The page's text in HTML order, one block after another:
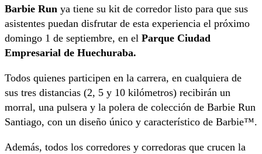
Barbie Run ya tiene su kit de corredor listo para que sus
asistentes puedan disfrutar de esta experiencia el próximo
domingo 1 de septiembre, en el Parque Ciudad
Empresarial de Huechuraba.
Todos quienes participen en la carrera, en cualquiera de
sus tres distancias (2, 5 y 10 kilómetros) recibirán un
morral, una pulsera y la polera de colección de Barbie Run
Santiago, con un diseño único y característico de Barbie™.
Además, todos los corredores y corredoras que crucen la